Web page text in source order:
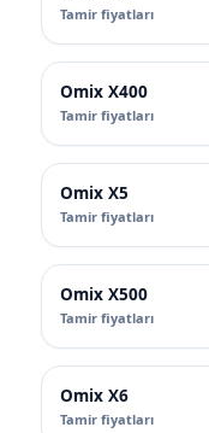
Tamir fiyatları
Omix X400
Tamir fiyatları
Omix X5
Tamir fiyatları
Omix X500
Tamir fiyatları
Omix X6
Tamir fiyatları